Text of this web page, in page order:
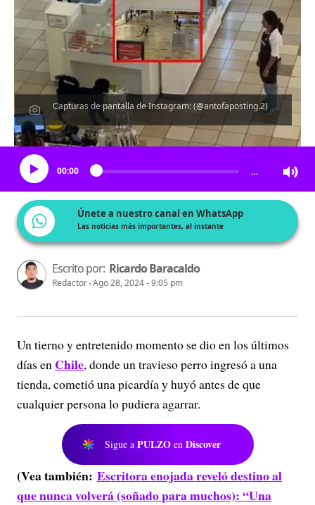
Capturas de pantalla de Instagram: (@antofaposting.2)
Escucha el artículo
00:00 …
Únete a nuestro canal en WhatsApp
Las noticias más importantes, al instante
Escrito por: Ricardo Baracaldo
Redactor Ago 28, 2024 - 9:05 pm
Un tierno y entretenido momento se dio en los últimos
días en Chile, donde un travieso perro ingresó a una
tienda, cometió una picardía y huyó antes de que
cualquier persona lo pudiera agarrar.
Sigue a PULZO en Discover
(Vea también: Escritora enojada reveló destino al
que nunca volverá (soñado para muchos): “Una